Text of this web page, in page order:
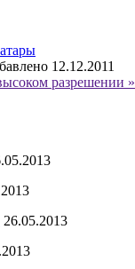
12.12.2011
разрешении »
26.05.2013